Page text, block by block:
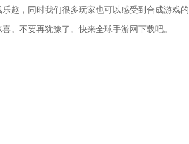
趣，同时我们很多玩家也可以感受到合成游戏的
。不要再犹豫了。快来全球手游网下载吧。